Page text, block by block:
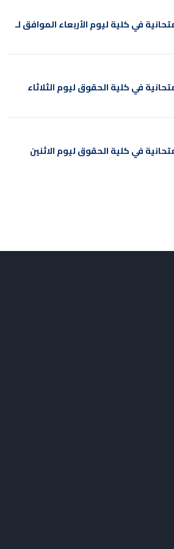
في كلية ليوم الأربعاء الموافق لـ
في كلية الحقوق ليوم الثلاثاء
في كلية الحقوق ليوم الاثنين